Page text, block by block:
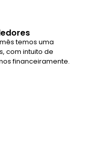
temos uma
com intuito de
financeiramente.